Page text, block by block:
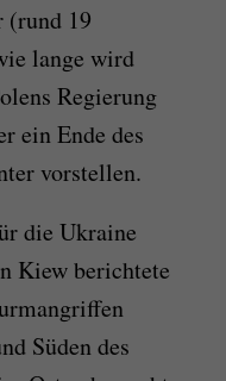
19
lange wird
Regierung
ein Ende des
vorstellen.
die Ukraine
Kiew berichtete
Süden des